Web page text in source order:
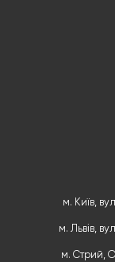
м. Київ,
м. Львів,
м. Стрий,